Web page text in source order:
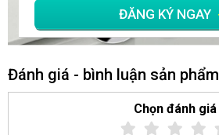
ĐĂNG KÝ NGAY
Đánh giá - bình luận sản phẩm
Chọn đánh giá